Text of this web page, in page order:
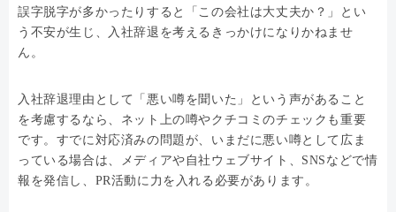
誤字脱字が多かったりすると「この会社は大丈夫か？」とい
う不安が生じ、入社辞退を考えるきっかけになりかねませ
ん。
入社辞退理由として「悪い噂を聞いた」という声があること
を考慮するなら、ネット上の噂やクチコミのチェックも重要
です。すでに対応済みの問題が、いまだに悪い噂として広ま
っている場合は、メディアや自社ウェブサイト、SNSなどで情
報を発信し、PR活動に力を入れる必要があります。